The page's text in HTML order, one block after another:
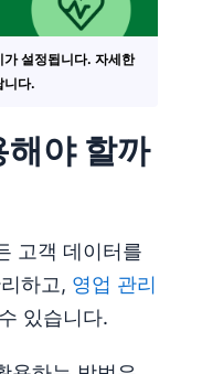
설정됩니다. 자세한
니다.
야 할까
고객 데이터를
하고, 영업 관리
있습니다.